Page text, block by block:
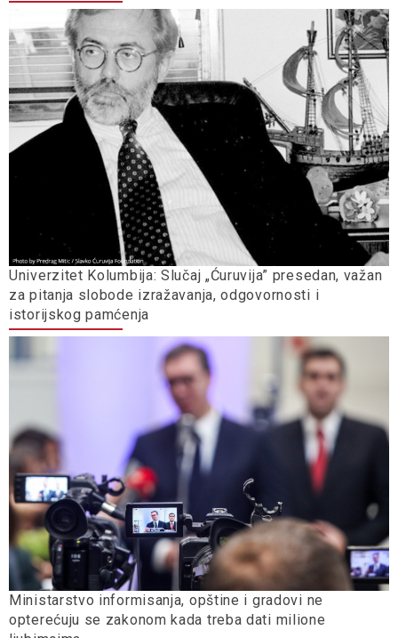
Univerzitet Kolumbija: Slučaj „Ćuruvija” presedan, važan
za pitanja slobode izražavanja, odgovornosti i
istorijskog pamćenja
Ministarstvo informisanja, opštine i gradovi ne
opterećuju se zakonom kada treba dati milione